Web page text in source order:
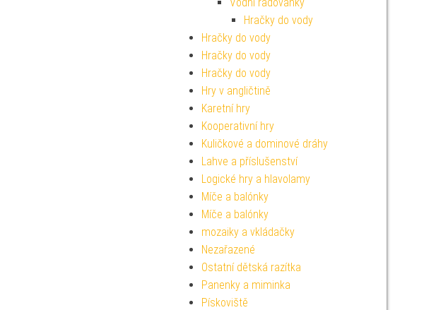
Hračky do vody
Hračky do vody
Hračky do vody
Hračky do vody
Hry v angličtině
Karetní hry
Kooperativní hry
Kuličkové a dominové dráhy
Lahve a příslušenství
Logické hry a hlavolamy
Míče a balónky
Míče a balónky
mozaiky a vkládačky
Nezařazené
Ostatní dětská razítka
Panenky a miminka
Pískoviště